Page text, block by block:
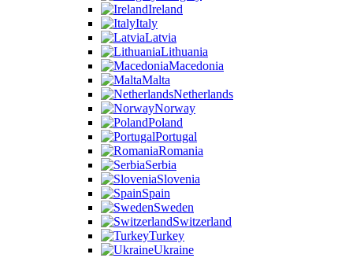
Ireland
Italy
Latvia
Lithuania
Macedonia
Malta
Netherlands
Norway
Poland
Portugal
Romania
Serbia
Slovenia
Spain
Sweden
Switzerland
Turkey
Ukraine